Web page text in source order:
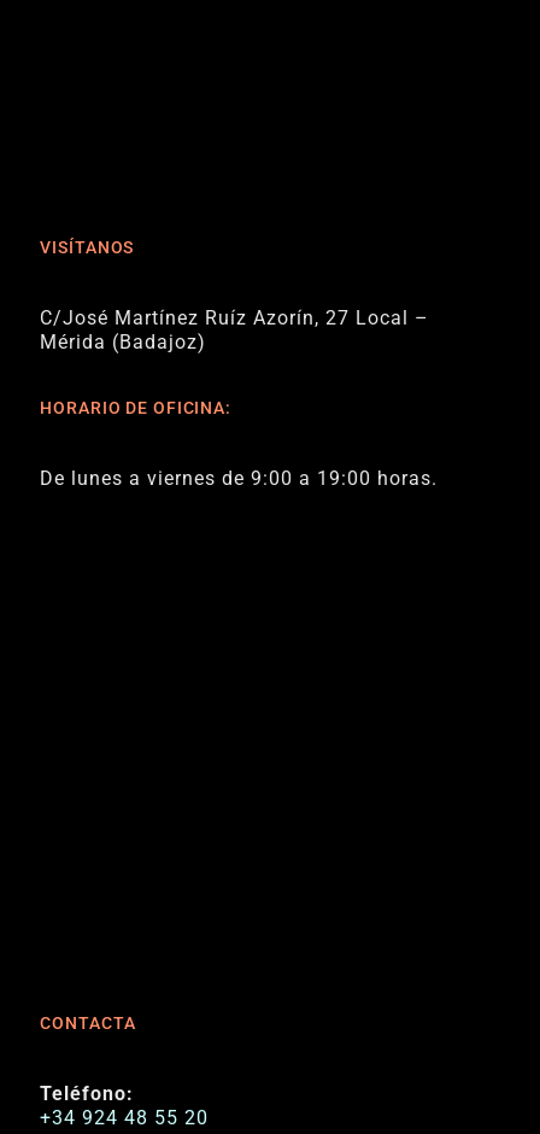
VISÍTANOS
C/José Martínez Ruíz Azorín, 27 Local –
Mérida (Badajoz)
HORARIO DE OFICINA:
De lunes a viernes de 9:00 a 19:00 horas.
CONTACTA
Teléfono:
+34 924 48 55 20